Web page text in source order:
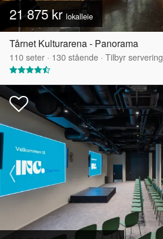
21 875 krlokalleie
Tårnet Kulturarena - Panorama
110seter · 130stående · Tilbyr servering